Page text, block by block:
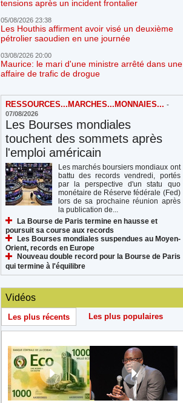
tensions après un incident frontalier
05/08/2026 23:38
Les Houthis affirment avoir visé un deuxième
pétrolier saoudien en une journée
03/08/2026 20:00
Maurice: le mari d'une ministre arrêté dans une
affaire de trafic de drogue
RESSOURCES...MARCHES...MONNAIES... -
07/08/2026
Les Bourses mondiales
touchent des sommets après
l'emploi américain
Les marchés boursiers mondiaux ont
battu des records vendredi, portés
par la perspective d'un statu quo
monétaire de Réserve fédérale (Fed)
lors de sa prochaine réunion après
la publication de...
La Bourse de Paris termine en hausse et
poursuit sa course aux records
Les Bourses mondiales suspendues au Moyen-
Orient, records en Europe
Nouveau double record pour la Bourse de Paris
qui termine à l'équilibre
Vidéos
Les plus récents Les plus populaires